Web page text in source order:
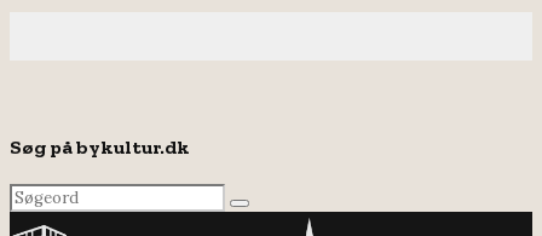
Søg på bykultur.dk
Search
for:
Search